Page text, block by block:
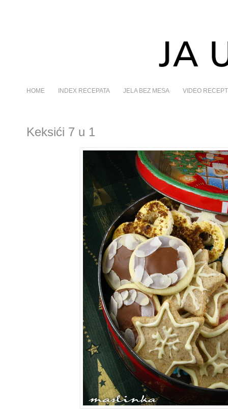
HOME INDEX RECEPATA JELA BEZ MESA VIDEO
Keksići 7 u 1